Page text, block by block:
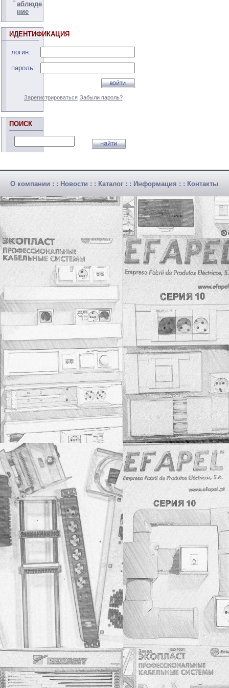
аблюде
ние
ИДЕНТИФИКАЦИЯ
логин:
пароль:
Зарегистрироваться Забыли пароль?
ПОИСК
О компании : : Новости : : Каталог : : Информация : : Контакты